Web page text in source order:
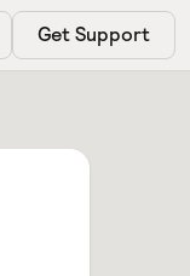
Get Support